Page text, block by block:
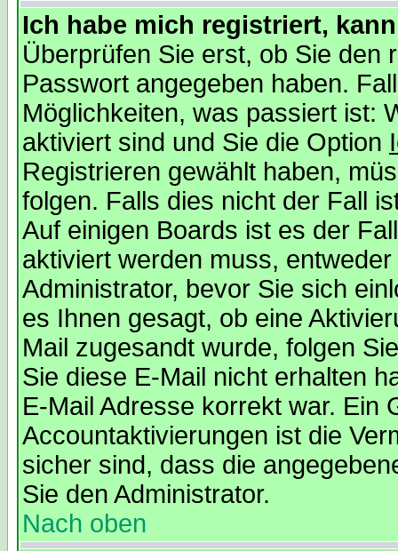
Ich habe mich registriert,
Überprüfen Sie erst, ob Sie den
Passwort angegeben haben.
Möglichkeiten, was passiert ist:
aktiviert sind und Sie die Option
Registrieren gewählt haben,
folgen. Falls dies nicht der Fall
Auf einigen Boards ist es der
aktiviert werden muss,
Administrator, bevor Sie sich
es Ihnen gesagt, ob eine
Mail zugesandt wurde, folgen
Sie diese E-Mail nicht erhalten
E-Mail Adresse korrekt war. Ein
Accountaktivierungen ist die
sicher sind, dass die
Sie den Administrator.
Nach oben